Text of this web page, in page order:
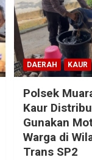
DAERAH KAUR
Polsek
Kaur
Gunakan
Warga di
Trans SP2